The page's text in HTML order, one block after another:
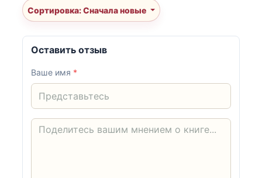
Сортировка: Сначала новые
Оставить отзыв
Ваше имя *